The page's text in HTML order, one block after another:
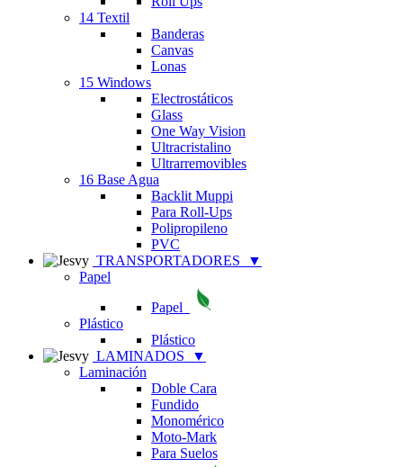
14 Textil
Banderas
Canvas
Lonas
15 Windows
Electrostáticos
Glass
One Way Vision
Ultracristalino
Ultrarremovibles
16 Base Agua
Backlit Muppi
Para Roll-Ups
Polipropileno
PVC
TRANSPORTADORES
▼
Papel
Papel
Plástico
Plástico
LAMINADOS
▼
Laminación
Doble Cara
Fundido
Monomérico
Moto-Mark
Para Suelos